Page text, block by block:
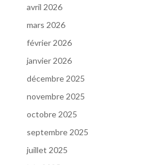
avril 2026
mars 2026
février 2026
janvier 2026
décembre 2025
novembre 2025
octobre 2025
septembre 2025
juillet 2025